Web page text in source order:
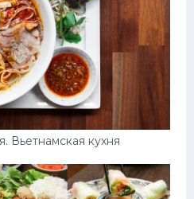
Вьетнамская кухня